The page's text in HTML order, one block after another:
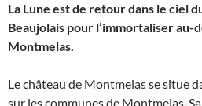
La Lune est de retour dans le ciel
Beaujolais pour l’immortaliser au-
Montmelas.
Le château de Montmelas se situe
sur les communes de Montmelas-